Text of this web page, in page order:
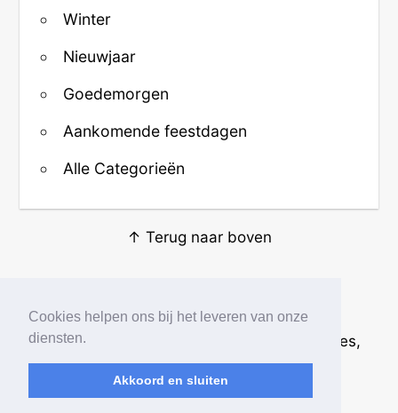
Cookies helpen ons bij het leveren van onze
diensten.
Akkoord en sluiten
Winter
Nieuwjaar
Goedemorgen
Aankomende feestdagen
Alle Categorieën
↑ Terug naar boven
© 2026
· Plaatjes, animaties,
afbeeldingen en fotos